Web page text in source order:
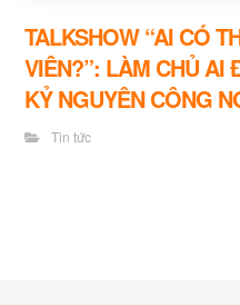
TALKSHOW “AI CÓ
VIÊN?”: LÀM CHỦ AI
KỶ NGUYÊN CÔNG
Tin tức